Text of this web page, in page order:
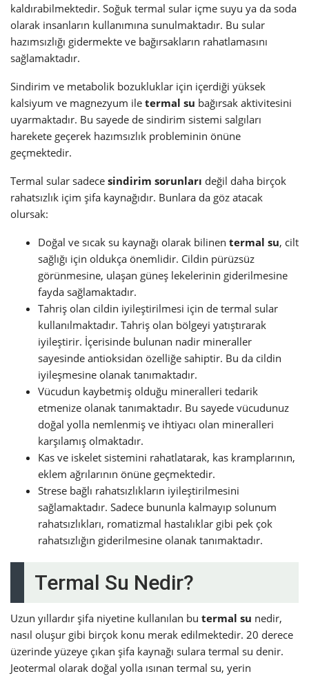
kaldırabilmektedir. Soğuk termal sular içme suyu ya da soda
olarak insanların kullanımına sunulmaktadır. Bu sular
hazımsızlığı gidermekte ve bağırsakların rahatlamasını
sağlamaktadır.
Sindirim ve metabolik bozukluklar için içerdiği yüksek
kalsiyum ve magnezyum ile termal su bağırsak aktivitesini
uyarmaktadır. Bu sayede de sindirim sistemi salgıları
harekete geçerek hazımsızlık probleminin önüne
geçmektedir.
Termal sular sadece sindirim sorunları değil daha birçok
rahatsızlık içim şifa kaynağıdır. Bunlara da göz atacak
olursak:
Doğal ve sıcak su kaynağı olarak bilinen termal su, cilt
sağlığı için oldukça önemlidir. Cildin pürüzsüz
görünmesine, ulaşan güneş lekelerinin giderilmesine
fayda sağlamaktadır.
Tahriş olan cildin iyileştirilmesi için de termal sular
kullanılmaktadır. Tahriş olan bölgeyi yatıştırarak
iyileştirir. İçerisinde bulunan nadir mineraller
sayesinde antioksidan özelliğe sahiptir. Bu da cildin
iyileşmesine olanak tanımaktadır.
Vücudun kaybetmiş olduğu mineralleri tedarik
etmenize olanak tanımaktadır. Bu sayede vücudunuz
doğal yolla nemlenmiş ve ihtiyacı olan mineralleri
karşılamış olmaktadır.
Kas ve iskelet sistemini rahatlatarak, kas kramplarının,
eklem ağrılarının önüne geçmektedir.
Strese bağlı rahatsızlıkların iyileştirilmesini
sağlamaktadır. Sadece bununla kalmayıp solunum
rahatsızlıkları, romatizmal hastalıklar gibi pek çok
rahatsızlığın giderilmesine olanak tanımaktadır.
Termal Su Nedir?
Uzun yıllardır şifa niyetine kullanılan bu termal su nedir,
nasıl oluşur gibi birçok konu merak edilmektedir. 20 derece
üzerinde yüzeye çıkan şifa kaynağı sulara termal su denir.
Jeotermal olarak doğal yolla ısınan termal su, yerin